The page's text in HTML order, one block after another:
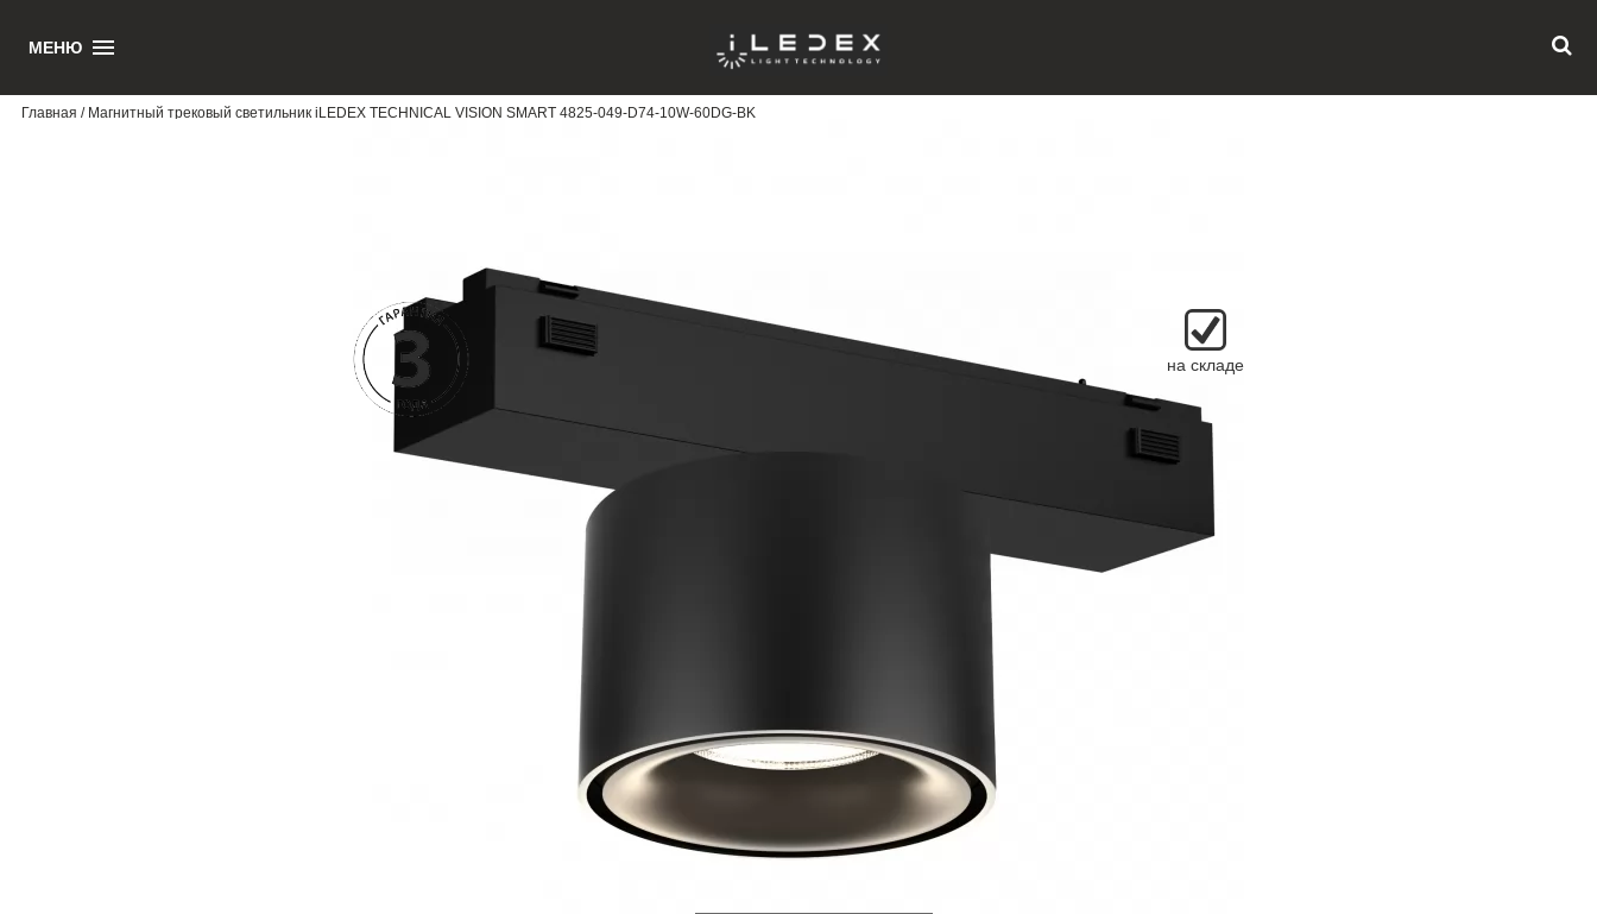
МЕНЮ
Главная / Магнитный трековый светильник iLEDEX TECHNICAL VISION SMART 4825-049-D74-10W-60DG-BK
на складе